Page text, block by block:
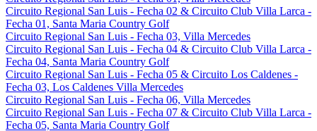
Circuito Regional San Luis - Fecha 02 & Circuito Club Villa Larca -
Fecha 01, Santa Maria Country Golf
Circuito Regional San Luis - Fecha 03, Villa Mercedes
Circuito Regional San Luis - Fecha 04 & Circuito Club Villa Larca -
Fecha 04, Santa Maria Country Golf
Circuito Regional San Luis - Fecha 05 & Circuito Los Caldenes -
Fecha 03, Los Caldenes Villa Mercedes
Circuito Regional San Luis - Fecha 06, Villa Mercedes
Circuito Regional San Luis - Fecha 07 & Circuito Club Villa Larca -
Fecha 05, Santa Maria Country Golf